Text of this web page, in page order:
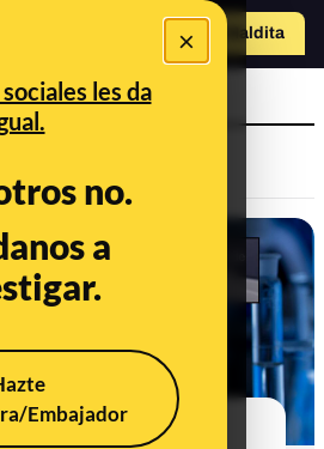
×
les da
no.
a
Embajador
Hazte Maldito
iniciales de ciertos